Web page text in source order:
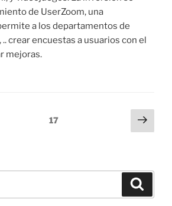
de UserZoom, una
a los departamentos de
crear encuestas a usuarios con el
mejoras.
Página17